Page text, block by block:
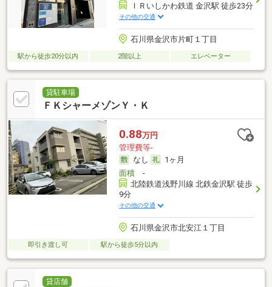
ＩＲいしかわ鉄道 金沢駅 徒歩23分
その他の交通
石川県金沢市片町１丁目
駅から徒歩20分以内 2階以上 エレベーター
貸駐車場
ＦＫシャーメゾンＹ・Ｋ
0.88万円
管理費等-
なし
1ヶ月
面積-
北陸鉄道浅野川線 北鉄金沢駅 徒歩
9分
その他の交通
石川県金沢市北安江１丁目
即引き渡し可 駅から徒歩5分以内
貸店舗